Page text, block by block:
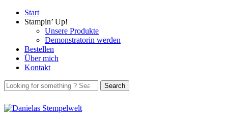
Start
Stampin’ Up!
Unsere Produkte
Demonstratorin werden
Bestellen
Über mich
Kontakt